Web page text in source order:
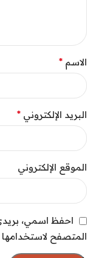
الاسم *
البريد الإلكتروني *
الموقع الإلكتروني
احفظ اسمي، بريدي
المتصفح لاستخدامها